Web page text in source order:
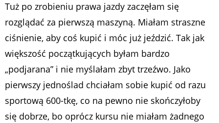
Tuż po zrobieniu prawa jazdy zaczęłam się
rozglądać za pierwszą maszyną. Miałam straszne
ciśnienie, aby coś kupić i móc już jeździć. Tak jak
większość początkujących byłam bardzo
„podjarana” i nie myślałam zbyt trzeźwo. Jako
pierwszy jednoślad chciałam sobie kupić od razu
sportową 600-tkę, co na pewno nie skończyłoby
się dobrze, bo oprócz kursu nie miałam żadnego